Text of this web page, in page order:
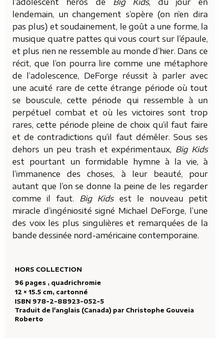
l’adolescent héros de Big Kids, du jour en
lendemain, un changement s’opère (on n’en dira
pas plus) et soudainement, le goût a une forme, la
musique quatre pattes qui vous court sur l’épaule,
et plus rien ne ressemble au monde d’hier. Dans ce
récit, que l’on pourra lire comme une métaphore
de l’adolescence, DeForge réussit à parler avec
une acuité rare de cette étrange période où tout
se bouscule, cette période qui ressemble à un
perpétuel combat et où les victoires sont trop
rares, cette période pleine de choix qu’il faut faire
et de contradictions qu’il faut démêler. Sous ses
dehors un peu trash et expérimentaux, Big Kids
est pourtant un formidable hymne à la vie, à
l’immanence des choses, à leur beauté, pour
autant que l’on se donne la peine de les regarder
comme il faut. Big Kidsest le nouveau petit
miracle d’ingéniosité signé Michael DeForge, l’une
des voix les plus singulières et remarquées de la
bande dessinée nord-américaine contemporaine.
HORS COLLECTION
96 pages , quadrichromie
12 × 15.5 cm, cartonné
ISBN 978-2-88923-052-5
Traduit de l'anglais (Canada) par Christophe Gouveia
Roberto